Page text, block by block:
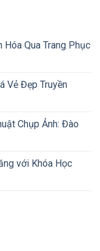
Hóa Qua Trang Phục
Vẻ Đẹp Truyền
Chụp Ảnh: Đào
với Khóa Học